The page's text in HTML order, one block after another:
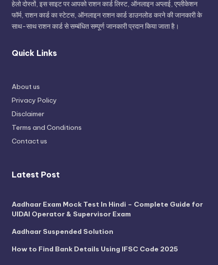
हेलो दोस्तों, इस साइट पर आपको राशन कार्ड लिस्ट, ऑनलाइन अप्लाई, एप्लीकेशन
फॉर्म, राशन कार्ड का स्टेटस, ऑनलाइन राशन कार्ड डाउनलोड करने की जानकारी के
साथ-साथ राशन कार्ड से सम्बंधित सम्पूर्ण जानकारी प्रदान किया जाता है।
Quick Links
About us
Privacy Policy
Disclaimer
Terms and Conditions
Contact us
Latest Post
Aadhaar Exam Mock Test In Hindi – Complete Guide for
UIDAI Operator & Supervisor Exam
Aadhaar Suspended Solution
How to Find Bank Details Using IFSC Code 2025